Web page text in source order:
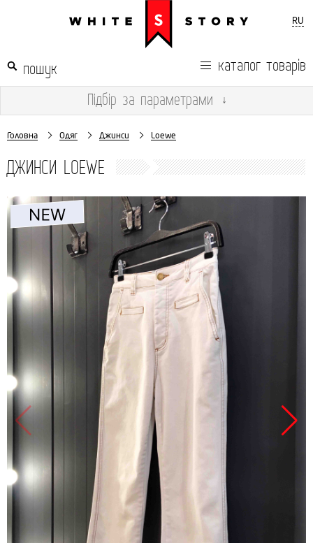
RU
каталог товарів
Підбір за параметрами ↓
Головна Одяг Джинси Loewe
ДЖИНСИ LOEWE
Продано